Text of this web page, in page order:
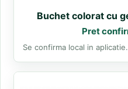
Buchet colorat cu
Pret
Se confirma local in aplicatie.